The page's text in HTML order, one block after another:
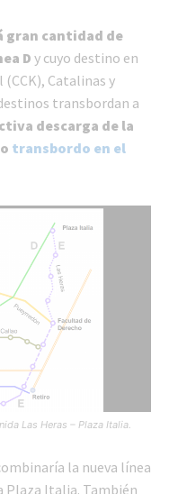
gran cantidad de
D y cuyo destino en
Catalinas y
transbordan a
descarga de la
transbordo en el
Las Heras – Plaza Italia.
la nueva línea
Plaza Italia. También